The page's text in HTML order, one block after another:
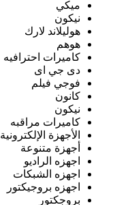
ميكي
نيكون
هوليلاند لارك
هوهم
كاميرات احترافيه
دى جي اى
فوجي فيلم
كانون
نيكون
كاميرات مراقبه
الأجهزة الإلكترونية
أجهزة متنوعة
اجهزه الراديو
اجهزه الشبكات
اجهزه بروجيكتور
بروجكتور